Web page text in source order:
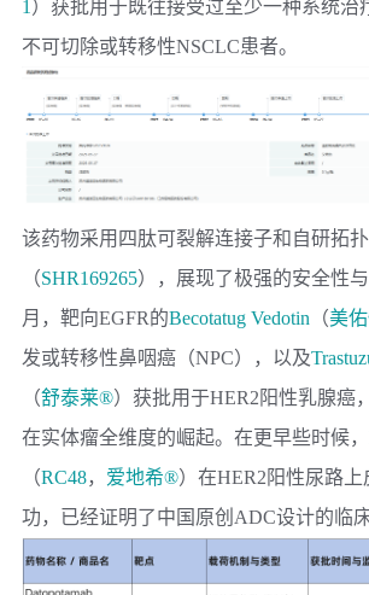
1 ）获批用于既往接受过至少一种系统治
不可切除或转移性NSCLC患者。
该药物采用四肽可裂解连接子和自研拓
（SHR169265），展现了极强的安全性
月，靶向EGFR的Becotatug Vedotin （美
发或转移性鼻咽癌（NPC），以及
（舒泰莱®）获批用于HER2阳性乳腺癌
在实体瘤全维度的崛起。在更早些时候，
（RC48， 爱地希®）在HER2阳性尿路
功，已经证明了中国原创ADC设计的临床